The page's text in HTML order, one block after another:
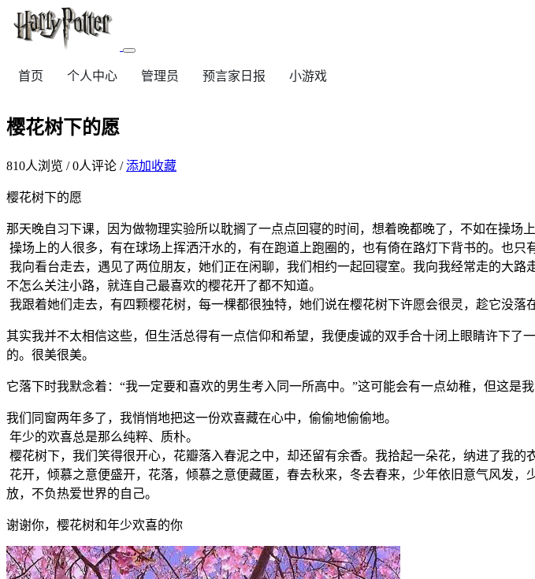
首页 个人中心 管理员 预言家日报 小游戏
樱花树下的愿
810人浏览 /0人评论 /添加收藏
樱花树下的愿
那天晚自习下课，因为做物理实验所以耽搁了一点点回寝的时间，想着晚都晚了，不如在操场
操场上的人很多，有在球场上挥洒汗水的，有在跑道上跑圈的，也有倚在路灯下背书的。也只
我向看台走去，遇见了两位朋友，她们正在闲聊，我们相约一起回寝室。我向我经常走的大
不怎么关注小路，就连自己最喜欢的樱花开了都不知道。
我跟着她们走去，有四颗樱花树，每一棵都很独特，她们说在樱花树下许愿会很灵，趁它没落
其实我并不太相信这些，但生活总得有一点信仰和希望，我便虔诚的双手合十闭上眼睛许下
的。很美很美。
它落下时我默念着：“我一定要和喜欢的男生考入同一所高中。”这可能会有一点幼稚，但这是我
我们同窗两年多了，我悄悄地把这一份欢喜藏在心中，偷偷地偷偷地。
年少的欢喜总是那么纯粹、质朴。
樱花树下，我们笑得很开心，花瓣落入春泥之中，却还留有余香。我拾起一朵花，纳进了我的
花开，倾慕之意便盛开，花落，倾慕之意便藏匿，春去秋来，冬去春来，少年依旧意气风发
放，不负热爱世界的自己。
谢谢你，樱花树和年少欢喜的你